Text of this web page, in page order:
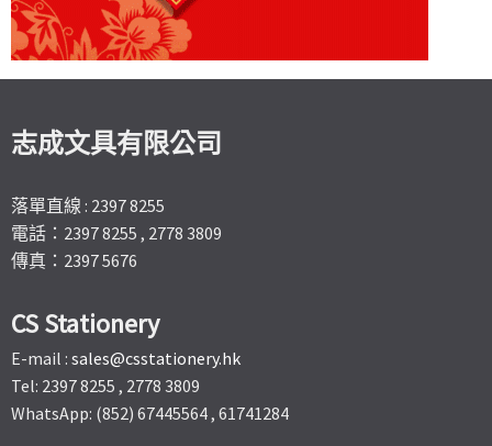
志成文具有限公司
落單直線 : 2397 8255
電話：2397 8255 , 2778 3809
傳真：2397 5676
CS Stationery
E-mail : sales@csstationery.hk
Tel: 2397 8255 , 2778 3809
WhatsApp: (852) 67445564 , 61741284